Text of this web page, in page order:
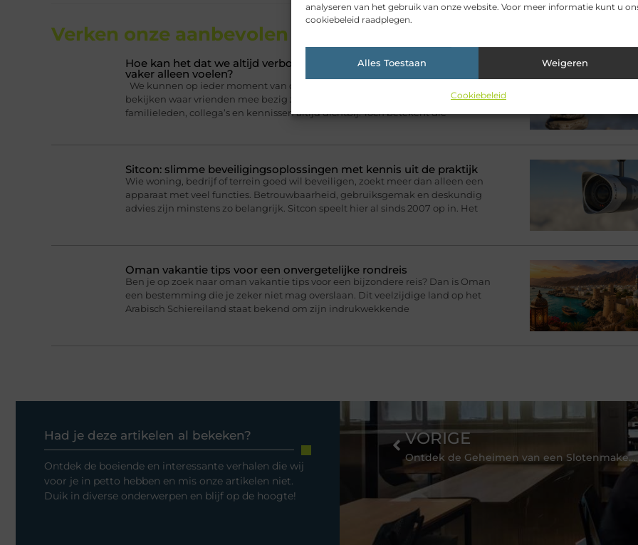
analyseren van het gebruik van onze website. Voor meer informatie kunt u
cookiebeleid raadplegen.
Alles Toestaan Weigeren
Cookiebeleid
Verken onze aanbevolen
Hoe kan het dat we altijd verbonden zijn, maar ons toch steeds
vaker alleen voelen?
We kunnen op ieder moment van de dag een bericht sturen, een foto delen of
bekijken waar vrienden mee bezig zijn. Dankzij onze telefoons zijn
familieleden, collega’s en kennissen altijd dichtbij. Toch betekent die
Sitcon: slimme beveiligingsoplossingen met kennis uit de praktijk
Wie woning, bedrijf of terrein goed wil beveiligen, zoekt meer dan alleen een
apparaat met veel functies. Betrouwbaarheid, gebruiksgemak en deskundig
advies zijn minstens zo belangrijk. Sitcon speelt hier al sinds 2007 op in. Het
Oman vakantie tips voor een onvergetelijke rondreis
Ben je op zoek naar oman vakantie tips voor een bijzondere reis? Dan is Oman
een bestemming die je zeker niet mag overslaan. Dit veelzijdige land op het
Arabisch Schiereiland staat bekend om zijn indrukwekkende
Had je deze artikelen al bekeken?
Ontdek de boeiende en interessante verhalen die wij
voor je in petto hebben en mis onze artikelen niet.
Duik in diverse onderwerpen en blijf op de hoogte!
VORIGE
Ontdek de Geheimen van een Slotenmaker in Hoorn